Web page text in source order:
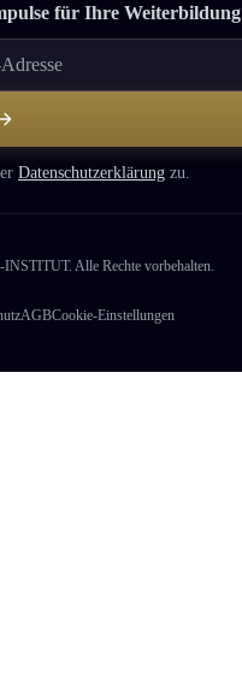
für Ihre Weiter­bildung
Datenschutzerklärung zu.
Alle Rechte vorbehalten.
AGBCookie-Einstellungen